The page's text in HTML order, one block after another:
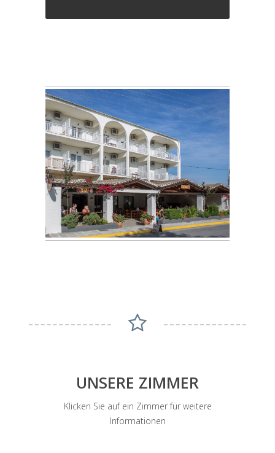
UNSERE ZIMMER
Klicken Sie auf ein Zimmer für weitere
Informationen